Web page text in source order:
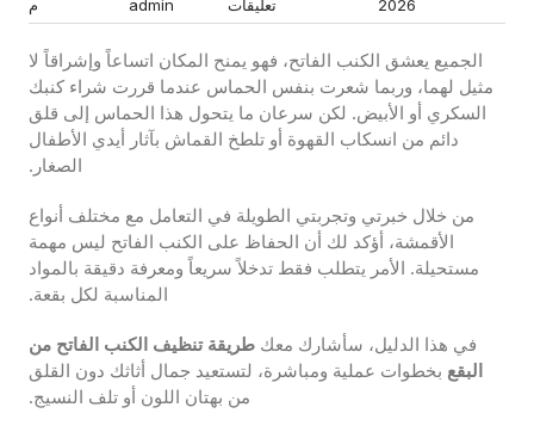
2026
19,
2026
تعليقات
توجد
تعليقات
admin
م
م
الجميع يعشق الكنب الفاتح، فهو يمنح المكان اتساعاً وإشراقاً لا
مثيل لهما، وربما شعرت بنفس الحماس عندما قررت شراء كنبك
السكري أو الأبيض. لكن سرعان ما يتحول هذا الحماس إلى قلق
دائم من انسكاب القهوة أو تلطخ القماش بآثار أيدي الأطفال
الصغار.
من خلال خبرتي وتجربتي الطويلة في التعامل مع مختلف أنواع
الأقمشة، أؤكد لك أن الحفاظ على الكنب الفاتح ليس مهمة
مستحيلة. الأمر يتطلب فقط تدخلاً سريعاً ومعرفة دقيقة بالمواد
المناسبة لكل بقعة.
في هذا الدليل، سأشارك معك طريقة تنظيف الكنب الفاتح من
البقع بخطوات عملية ومباشرة، لتستعيد جمال أثاثك دون القلق
من بهتان اللون أو تلف النسيج.